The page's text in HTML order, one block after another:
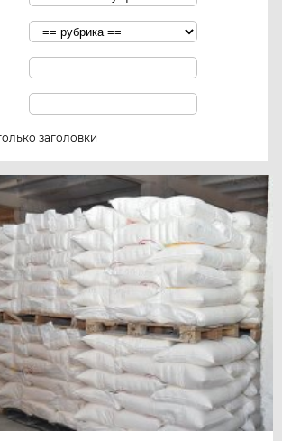
заголовки